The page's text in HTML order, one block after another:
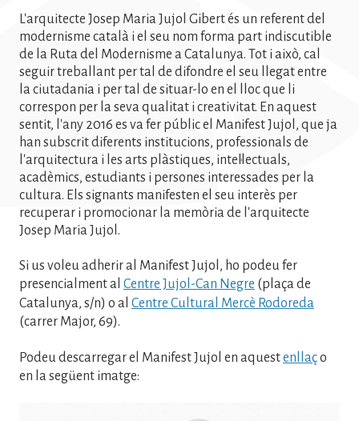
L'arquitecte Josep Maria Jujol Gibert és un referent del
modernisme català i el seu nom forma part indiscutible
de la Ruta del Modernisme a Catalunya. Tot i això, cal
seguir treballant per tal de difondre el seu llegat entre
la ciutadania i per tal de situar-lo en el lloc que li
correspon per la seva qualitat i creativitat. En aquest
sentit, l'any 2016 es va fer públic el Manifest Jujol, que ja
han subscrit diferents institucions, professionals de
l'arquitectura i les arts plàstiques, intel·lectuals,
acadèmics, estudiants i persones interessades per la
cultura. Els signants manifesten el seu interès per
recuperar i promocionar la memòria de l'arquitecte
Josep Maria Jujol.
Si us voleu adherir al Manifest Jujol, ho podeu fer
presencialment al Centre Jujol-Can Negre (plaça de
Catalunya, s/n) o al Centre Cultural Mercè Rodoreda
(carrer Major, 69).
Podeu descarregar el Manifest Jujol en aquestenllaço
en la següent imatge: